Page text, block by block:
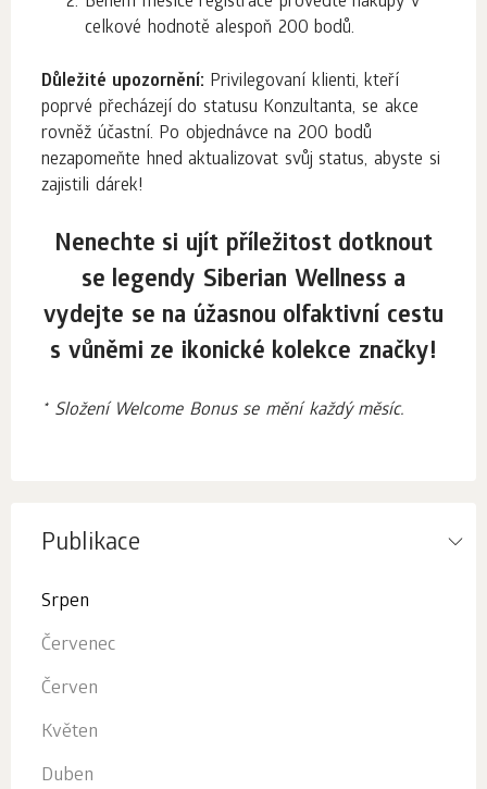
celkové hodnotě alespoň 200 bodů.
Důležité upozornění: Privilegovaní klienti, kteří
poprvé přecházejí do statusu Konzultanta, se akce
rovněž účastní. Po objednávce na 200 bodů
nezapomeňte hned aktualizovat svůj status, abyste si
zajistili dárek!
Nenechte si ujít příležitost dotknout
se legendy Siberian Wellness a
vydejte se na úžasnou olfaktivní cestu
s vůněmi ze ikonické kolekce značky!
* Složení Welcome Bonus se mění každý měsíc.
Publikace
Srpen
Červenec
Červen
Květen
Duben